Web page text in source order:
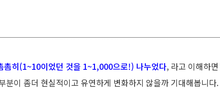
촘히(1~10이었던 것을 1~1,000으로!) 나누었다, 라고 이해하
분이 좀더 현실적이고 유연하게 변화하지 않을까 기대해봅니다.